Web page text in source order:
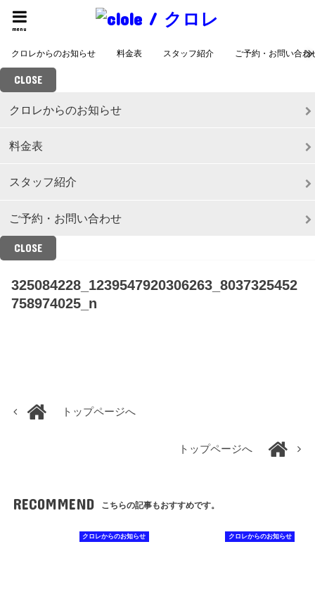
menu
クロレからのお知らせ 料金表 スタッフ紹介 ご予約・お問い合わ
CLOSE
クロレからのお知らせ
料金表
スタッフ紹介
ご予約・お問い合わせ
CLOSE
325084228_1239547920306263_8037325452
758974025_n
トップページへ
トップページへ
RECOMMEND こちらの記事もおすすめです。
クロレからのお知らせ クロレからのお知らせ